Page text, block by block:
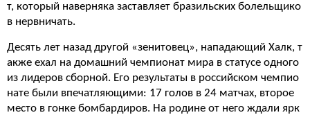
т, который наверняка заставляет бразильских болельщико
в нервничать.
Десять лет назад другой «зенитовец», нападающий Халк, т
акже ехал на домашний чемпионат мира в статусе одного
из лидеров сборной. Его результаты в российском чемпио
нате были впечатляющими: 17 голов в 24 матчах, второе
место в гонке бомбардиров. На родине от него ждали ярк